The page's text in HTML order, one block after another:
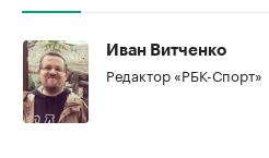
Иван Витченко
Редактор «РБК-Спорт»